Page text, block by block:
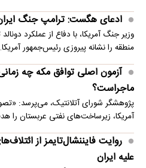
ادعای هگست: ترامپ جنگ
وزیر جنگ آمریکا، با دفاع از عملکرد
منطقه را نشانه پیروزی رئیس‌جمهور
آزمون اصلی توافق مکه چه
ماجراست؟
پژوهشگر شورای آتلانتیک، می‌پرسد:
آمریکا، زیرساخت‌های نفتی عربستان را
روایت فایننشال‌تایمز از
علیه ایران